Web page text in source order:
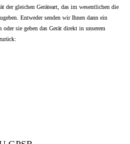
der gleichen Geräteart, das im wesentlichen die
Entweder senden wir Ihnen dann ein
sie geben das Gerät direkt in unserem